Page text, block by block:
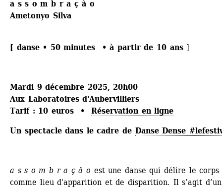
a s s o m b r a ç ã o
Ametonyo Silva
[ danse • 50 minutes • à partir de 10 ans ]
Mardi 9 décembre 2025, 20h00
Aux Laboratoires d'Aubervilliers
Tarif : 10 euros • Réservation en ligne
Un spectacle dans le cadre de Danse Dense
a s s o m b r a ç ã o est une danse qui délire le corps
comme lieu d'apparition et de disparition. Il s’agit d’un